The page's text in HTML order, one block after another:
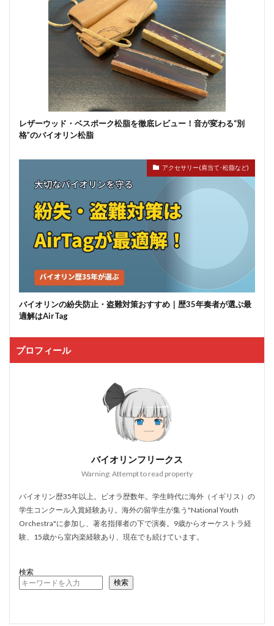
レザーウッド・ベスポーク松脂を徹底レビュー！音が変わる“別
格”のバイオリン松脂
アクセサリー(肩当て･松脂など)
バイオリンの紛失防止・盗難対策おすすめ｜歴35年奏者が選ぶ最
適解はAirTag
プロフィール
バイオリンフリークス
Warning: Attempt to read property
バイオリン歴35年以上。ビオラ歴数年。学生時代に海外（イギリス）の
学生コンクール入賞経験あり。海外の留学生が集う"National Youth
Orchestra"に参加し、著名指揮者の下で演奏。9歳からオーケストラ経
験、15歳から室内楽経験あり、現在でも続けています。
検索
検索